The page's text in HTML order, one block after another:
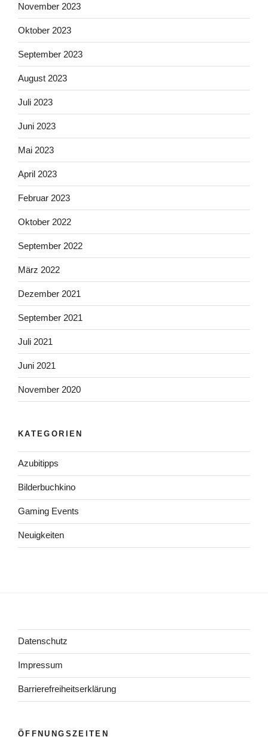
November 2023
Oktober 2023
September 2023
August 2023
Juli 2023
Juni 2023
Mai 2023
April 2023
Februar 2023
Oktober 2022
September 2022
März 2022
Dezember 2021
September 2021
Juli 2021
Juni 2021
November 2020
KATEGORIEN
Azubitipps
Bilderbuchkino
Gaming Events
Neuigkeiten
Datenschutz
Impressum
Barrierefreiheitserklärung
ÖFFNUNGSZEITEN